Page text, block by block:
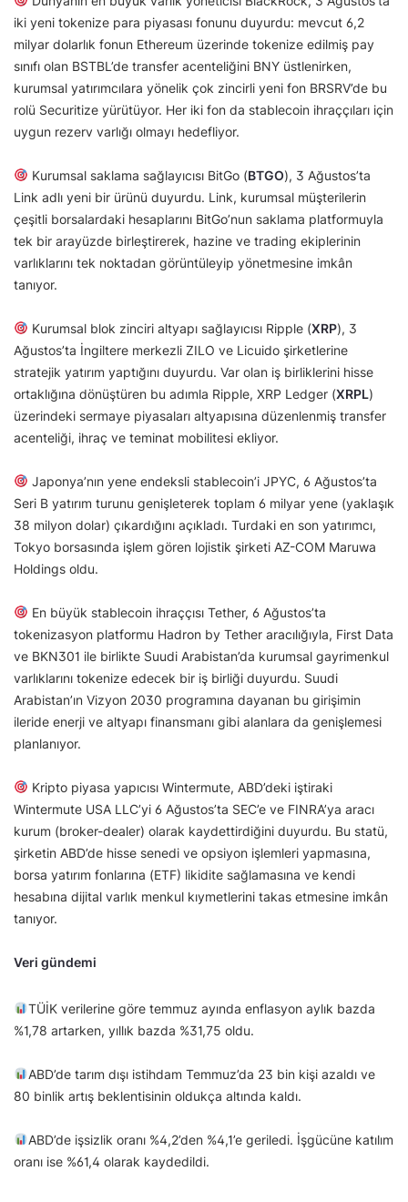
iki yeni tokenize para piyasası fonunu duyurdu: mevcut 6,2
milyar dolarlık fonun Ethereum üzerinde tokenize edilmiş pay
sınıfı olan BSTBL’de transfer acenteliğini BNY üstlenirken,
kurumsal yatırımcılara yönelik çok zincirli yeni fon BRSRV’de bu
rolü Securitize yürütüyor. Her iki fon da stablecoin ihraççıları için
uygun rezerv varlığı olmayı hedefliyor.
Kurumsal saklama sağlayıcısı BitGo (BTGO), 3 Ağustos’ta
Link adlı yeni bir ürünü duyurdu. Link, kurumsal müşterilerin
çeşitli borsalardaki hesaplarını BitGo’nun saklama platformuyla
tek bir arayüzde birleştirerek, hazine ve trading ekiplerinin
varlıklarını tek noktadan görüntüleyip yönetmesine imkân
tanıyor.
Kurumsal blok zinciri altyapı sağlayıcısı Ripple (XRP), 3
Ağustos’ta İngiltere merkezli ZILO ve Licuido şirketlerine
stratejik yatırım yaptığını duyurdu. Var olan iş birliklerini hisse
ortaklığına dönüştüren bu adımla Ripple, XRP Ledger (XRPL)
üzerindeki sermaye piyasaları altyapısına düzenlenmiş transfer
acenteliği, ihraç ve teminat mobilitesi ekliyor.
Japonya’nın yene endeksli stablecoin’i JPYC, 6 Ağustos’ta
Seri B yatırım turunu genişleterek toplam 6 milyar yene (yaklaşık
38 milyon dolar) çıkardığını açıkladı. Turdaki en son yatırımcı,
Tokyo borsasında işlem gören lojistik şirketi AZ-COM Maruwa
Holdings oldu.
En büyük stablecoin ihraççısı Tether, 6 Ağustos’ta
tokenizasyon platformu Hadron by Tether aracılığıyla, First Data
ve BKN301 ile birlikte Suudi Arabistan’da kurumsal gayrimenkul
varlıklarını tokenize edecek bir iş birliği duyurdu. Suudi
Arabistan’ın Vizyon 2030 programına dayanan bu girişimin
ileride enerji ve altyapı finansmanı gibi alanlara da genişlemesi
planlanıyor.
Kripto piyasa yapıcısı Wintermute, ABD’deki iştiraki
Wintermute USA LLC’yi 6 Ağustos’ta SEC’e ve FINRA’ya aracı
kurum (broker-dealer) olarak kaydettirdiğini duyurdu. Bu statü,
şirketin ABD’de hisse senedi ve opsiyon işlemleri yapmasına,
borsa yatırım fonlarına (ETF) likidite sağlamasına ve kendi
hesabına dijital varlık menkul kıymetlerini takas etmesine imkân
tanıyor.
Veri gündemi
TÜİK verilerine göre temmuz ayında enflasyon aylık bazda
%1,78 artarken, yıllık bazda %31,75 oldu.
ABD’de tarım dışı istihdam Temmuz’da 23 bin kişi azaldı ve
80 binlik artış beklentisinin oldukça altında kaldı.
ABD’de işsizlik oranı %4,2’den %4,1’e geriledi. İşgücüne katılım
oranı ise %61,4 olarak kaydedildi.